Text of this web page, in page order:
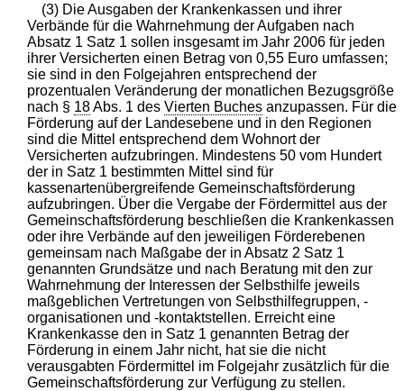
(3) Die Ausgaben der Krankenkassen und ihrer
Verbände für die Wahrnehmung der Aufgaben nach
Absatz 1 Satz 1 sollen insgesamt im Jahr 2006 für jeden
ihrer Versicherten einen Betrag von 0,55 Euro umfassen;
sie sind in den Folgejahren entsprechend der
prozentualen Veränderung der monatlichen Bezugsgröße
nach § 18Abs. 1 desVierten Buches anzupassen. Für die
Förderung auf der Landesebene und in den Regionen
sind die Mittel entsprechend dem Wohnort der
Versicherten aufzubringen. Mindestens 50 vom Hundert
der in Satz 1 bestimmten Mittel sind für
kassenartenübergreifende Gemeinschaftsförderung
aufzubringen. Über die Vergabe der Fördermittel aus der
Gemeinschaftsförderung beschließen die Krankenkassen
oder ihre Verbände auf den jeweiligen Förderebenen
gemeinsam nach Maßgabe der in Absatz 2 Satz 1
genannten Grundsätze und nach Beratung mit den zur
Wahrnehmung der Interessen der Selbsthilfe jeweils
maßgeblichen Vertretungen von Selbsthilfegruppen, -
organisationen und -kontaktstellen. Erreicht eine
Krankenkasse den in Satz 1 genannten Betrag der
Förderung in einem Jahr nicht, hat sie die nicht
verausgabten Fördermittel im Folgejahr zusätzlich für die
Gemeinschaftsförderung zur Verfügung zu stellen.